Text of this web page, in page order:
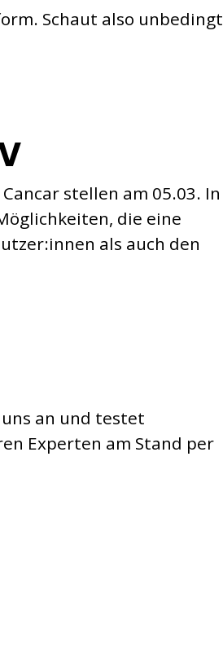
Schaut also unbedingt
stellen am 05.03. In
die eine
als auch den
an und testet
Experten am Stand per